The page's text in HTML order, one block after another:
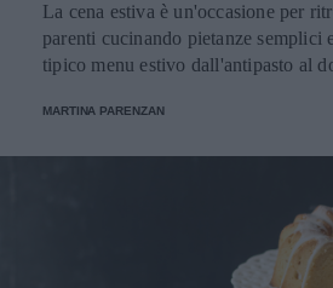
La cena estiva è un'occasione per
parenti cucinando pietanze semplici
tipico menu estivo dall'antipasto al
MARTINA PARENZAN